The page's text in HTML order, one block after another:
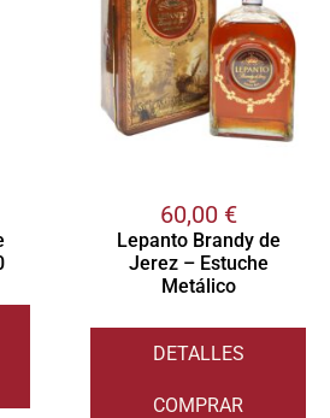
60,00 €
Lepanto Brandy de
Jerez – Estuche
Metálico
DETALLES
COMPRAR